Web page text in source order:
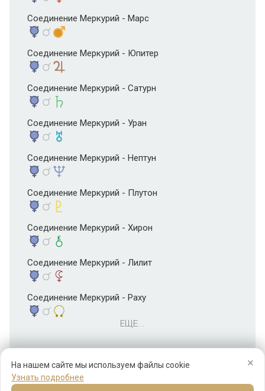
×
На нашем сайте мы используем файлы cookie
Узнать подробнее
Соединение Меркурий - Марс
Соединение Меркурий - Юпитер
Соединение Меркурий - Сатурн
Соединение Меркурий - Уран
Соединение Меркурий - Нептун
Соединение Меркурий - Плутон
Соединение Меркурий - Хирон
Соединение Меркурий - Лилит
Соединение Меркурий - Раху
ЕЩЕ...